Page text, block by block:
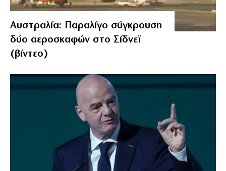
Αυστραλία: Παραλίγο σύγκρουση
δύο αεροσκαφών στο Σίδνεϊ
(βίντεο)